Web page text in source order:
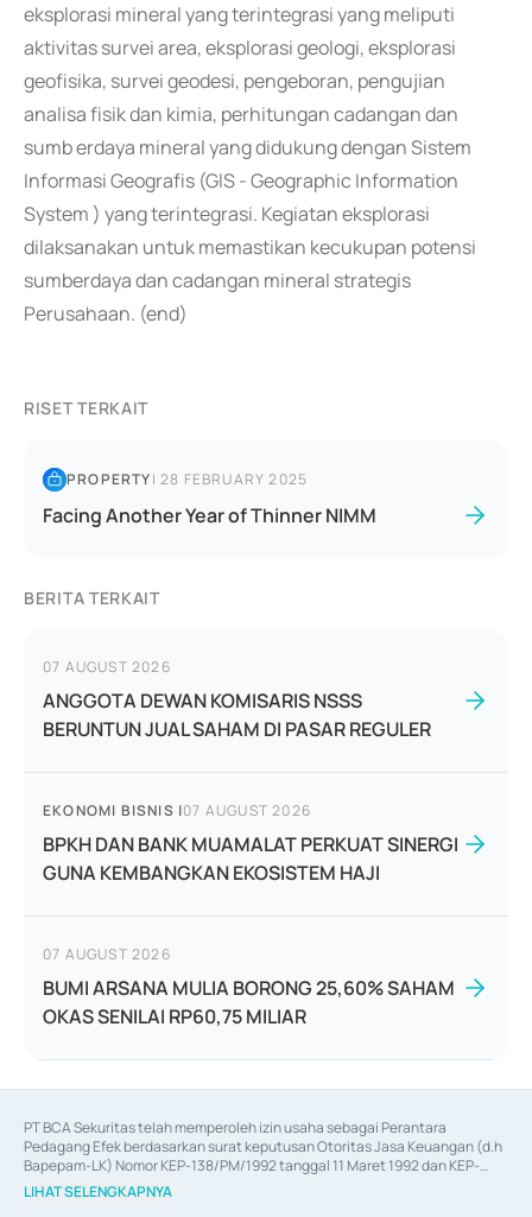
eksplorasi mineral yang terintegrasi yang meliputi
aktivitas survei area, eksplorasi geologi, eksplorasi
geofisika, survei geodesi, pengeboran, pengujian
analisa fisik dan kimia, perhitungan cadangan dan
sumb erdaya mineral yang didukung dengan Sistem
Informasi Geografis (GIS - Geographic Information
System ) yang terintegrasi. Kegiatan eksplorasi
dilaksanakan untuk memastikan kecukupan potensi
sumberdaya dan cadangan mineral strategis
Perusahaan. (end)
RISET TERKAIT
PROPERTY|28 FEBRUARY 2025
Facing Another Year of Thinner NIMM
BERITA TERKAIT
07 AUGUST 2026
ANGGOTA DEWAN KOMISARIS NSSS
BERUNTUN JUAL SAHAM DI PASAR REGULER
EKONOMI BISNIS |07 AUGUST 2026
BPKH DAN BANK MUAMALAT PERKUAT SINERGI
GUNA KEMBANGKAN EKOSISTEM HAJI
07 AUGUST 2026
BUMI ARSANA MULIA BORONG 25,60% SAHAM
OKAS SENILAI RP60,75 MILIAR
PT BCA Sekuritas telah memperoleh izin usaha sebagai Perantara
Pedagang Efek berdasarkan surat keputusan Otoritas Jasa Keuangan (d.h
Bapepam-LK) Nomor KEP-138/PM/1992 tanggal 11 Maret 1992 dan KEP-
06/D.04/2014 tanggal 28 Februari 2014, izin usaha sebagai Penjamin Emisi
Efek berdasarkan surat keputusan Otoritas Jasa Keuangan Nomor KEP-
LIHAT SELENGKAPNYA